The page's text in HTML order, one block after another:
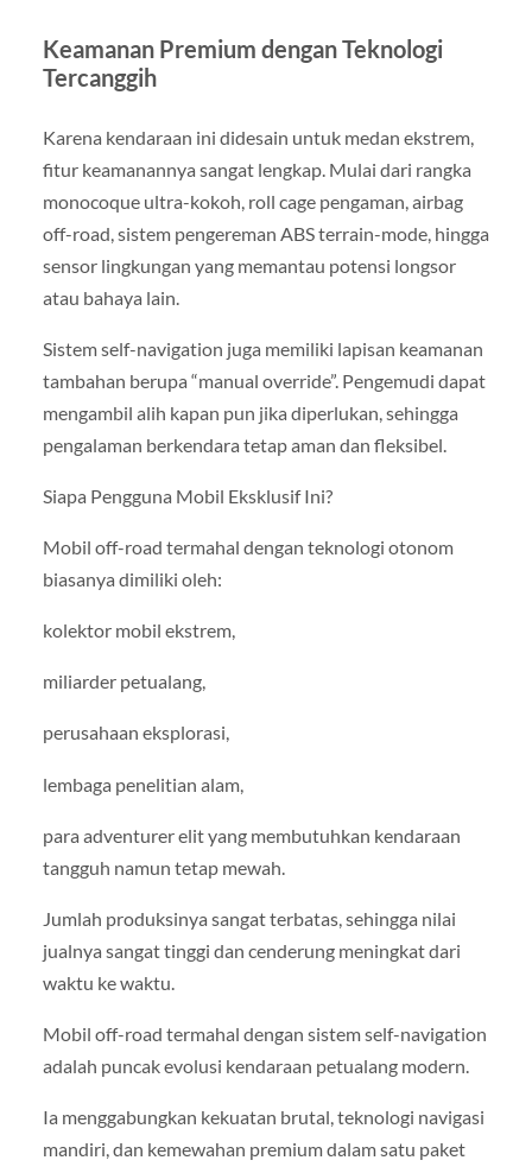
Keamanan Premium dengan Teknologi
Tercanggih
Karena kendaraan ini didesain untuk medan ekstrem,
fitur keamanannya sangat lengkap. Mulai dari rangka
monocoque ultra-kokoh, roll cage pengaman, airbag
off-road, sistem pengereman ABS terrain-mode, hingga
sensor lingkungan yang memantau potensi longsor
atau bahaya lain.
Sistem self-navigation juga memiliki lapisan keamanan
tambahan berupa “manual override”. Pengemudi dapat
mengambil alih kapan pun jika diperlukan, sehingga
pengalaman berkendara tetap aman dan fleksibel.
Siapa Pengguna Mobil Eksklusif Ini?
Mobil off-road termahal dengan teknologi otonom
biasanya dimiliki oleh:
kolektor mobil ekstrem,
miliarder petualang,
perusahaan eksplorasi,
lembaga penelitian alam,
para adventurer elit yang membutuhkan kendaraan
tangguh namun tetap mewah.
Jumlah produksinya sangat terbatas, sehingga nilai
jualnya sangat tinggi dan cenderung meningkat dari
waktu ke waktu.
Mobil off-road termahal dengan sistem self-navigation
adalah puncak evolusi kendaraan petualang modern.
Ia menggabungkan kekuatan brutal, teknologi navigasi
mandiri, dan kemewahan premium dalam satu paket